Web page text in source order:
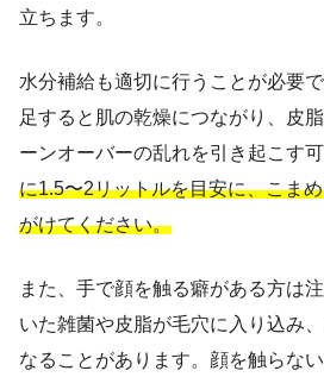
立ちます。
水分補給も適切に行うことが必要
足すると肌の乾燥につながり、皮
ーンオーバーの乱れを引き起こす
に1.5〜2リットルを目安に、こま
がけてください。
また、手で顔を触る癖がある方は
いた雑菌や皮脂が毛穴に入り込み
なることがあります。顔を触らな